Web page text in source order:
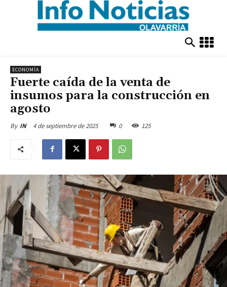
ECONOMÍA
Fuerte caída de la venta de
insumos para la construcción en
agosto
By IN 4 de septiembre de 2025 0 125